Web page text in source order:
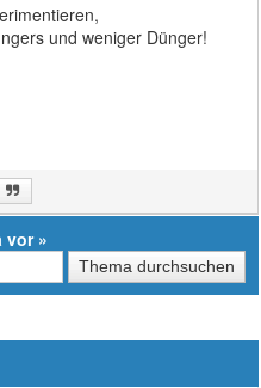
und weniger Dünger!
vor»